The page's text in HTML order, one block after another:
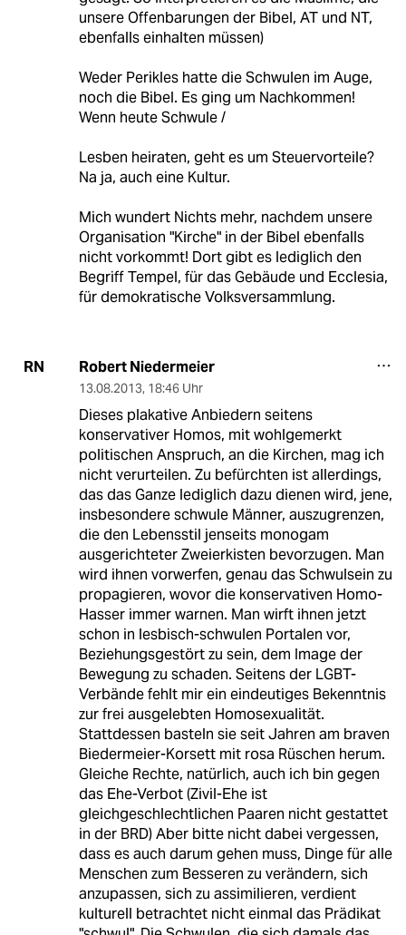
unsere Offenbarungen der Bibel, AT und NT,
ebenfalls einhalten müssen)
Weder Perikles hatte die Schwulen im Auge,
noch die Bibel. Es ging um Nachkommen!
Wenn heute Schwule /
Lesben heiraten, geht es um Steuervorteile?
Na ja, auch eine Kultur.
Mich wundert Nichts mehr, nachdem unsere
Organisation "Kirche" in der Bibel ebenfalls
nicht vorkommt! Dort gibt es lediglich den
Begriff Tempel, für das Gebäude und Ecclesia,
für demokratische Volksversammlung.
RN Robert Niedermeier
13.08.2013, 18:46 Uhr
Dieses plakative Anbiedern seitens
konservativer Homos, mit wohlgemerkt
politischen Anspruch, an die Kirchen, mag ich
nicht verurteilen. Zu befürchten ist allerdings,
das das Ganze lediglich dazu dienen wird, jene,
insbesondere schwule Männer, auszugrenzen,
die den Lebensstil jenseits monogam
ausgerichteter Zweierkisten bevorzugen. Man
wird ihnen vorwerfen, genau das Schwulsein zu
propagieren, wovor die konservativen Homo-
Hasser immer warnen. Man wirft ihnen jetzt
schon in lesbisch-schwulen Portalen vor,
Beziehungsgestört zu sein, dem Image der
Bewegung zu schaden. Seitens der LGBT-
Verbände fehlt mir ein eindeutiges Bekenntnis
zur frei ausgelebten Homosexualität.
Stattdessen basteln sie seit Jahren am braven
Biedermeier-Korsett mit rosa Rüschen herum.
Gleiche Rechte, natürlich, auch ich bin gegen
das Ehe-Verbot (Zivil-Ehe ist
gleichgeschlechtlichen Paaren nicht gestattet
in der BRD) Aber bitte nicht dabei vergessen,
dass es auch darum gehen muss, Dinge für alle
Menschen zum Besseren zu verändern, sich
anzupassen, sich zu assimilieren, verdient
kulturell betrachtet nicht einmal das Prädikat